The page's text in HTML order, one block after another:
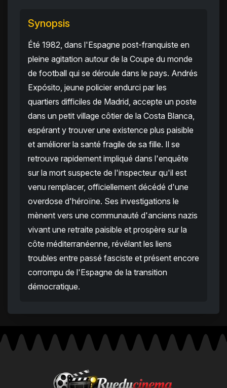
Synopsis
Été 1982, dans l'Espagne post-franquiste en
pleine agitation autour de la Coupe du monde
de football qui se déroule dans le pays. Andrés
Expósito, jeune policier endurci par les
quartiers difficiles de Madrid, accepte un poste
dans un petit village côtier de la Costa Blanca,
espérant y trouver une existence plus paisible
et améliorer la santé fragile de sa fille. Il se
retrouve rapidement impliqué dans l'enquête
sur la mort suspecte de l'inspecteur qu'il est
venu remplacer, officiellement décédé d'une
overdose d'héroïne. Ses investigations le
mènent vers une communauté d'anciens nazis
vivant une retraite paisible et prospère sur la
côte méditerranéenne, révélant les liens
troubles entre passé fasciste et présent encore
corrompu de l'Espagne de la transition
démocratique.